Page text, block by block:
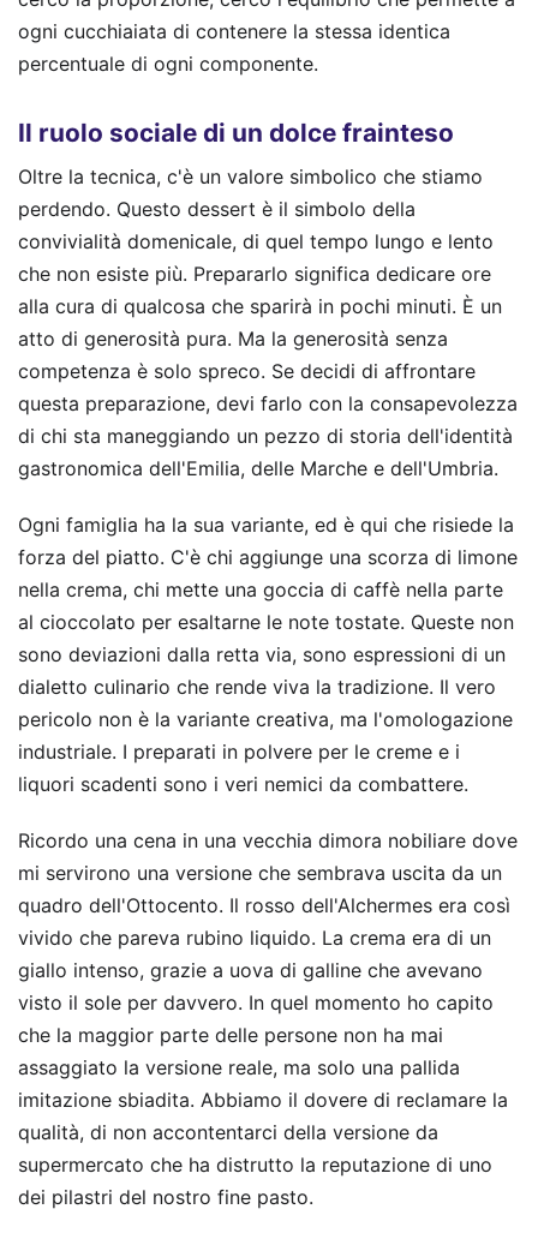
ogni cucchiaiata di contenere la stessa identica
percentuale di ogni componente.
Il ruolo sociale di un dolce frainteso
Oltre la tecnica, c'è un valore simbolico che stiamo
perdendo. Questo dessert è il simbolo della
convivialità domenicale, di quel tempo lungo e lento
che non esiste più. Prepararlo significa dedicare ore
alla cura di qualcosa che sparirà in pochi minuti. È un
atto di generosità pura. Ma la generosità senza
competenza è solo spreco. Se decidi di affrontare
questa preparazione, devi farlo con la consapevolezza
di chi sta maneggiando un pezzo di storia dell'identità
gastronomica dell'Emilia, delle Marche e dell'Umbria.
Ogni famiglia ha la sua variante, ed è qui che risiede la
forza del piatto. C'è chi aggiunge una scorza di limone
nella crema, chi mette una goccia di caffè nella parte
al cioccolato per esaltarne le note tostate. Queste non
sono deviazioni dalla retta via, sono espressioni di un
dialetto culinario che rende viva la tradizione. Il vero
pericolo non è la variante creativa, ma l'omologazione
industriale. I preparati in polvere per le creme e i
liquori scadenti sono i veri nemici da combattere.
Ricordo una cena in una vecchia dimora nobiliare dove
mi servirono una versione che sembrava uscita da un
quadro dell'Ottocento. Il rosso dell'Alchermes era così
vivido che pareva rubino liquido. La crema era di un
giallo intenso, grazie a uova di galline che avevano
visto il sole per davvero. In quel momento ho capito
che la maggior parte delle persone non ha mai
assaggiato la versione reale, ma solo una pallida
imitazione sbiadita. Abbiamo il dovere di reclamare la
qualità, di non accontentarci della versione da
supermercato che ha distrutto la reputazione di uno
dei pilastri del nostro fine pasto.